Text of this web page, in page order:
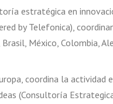
estratégica en
by Telefonica),
México, Colombia,
coordina la actividad
(Consultoría